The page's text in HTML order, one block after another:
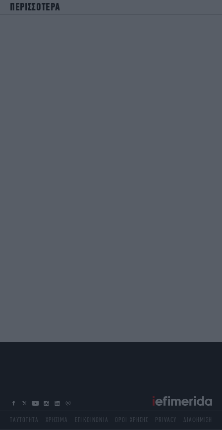
ΠΕΡΙΣΣΟΤΕΡΑ
ΤΑΥΤΟΤΗΤΑ ΧΡΗΣΙΜΑ ΕΠΙΚΟΙΝΩΝΙΑ ΟΡΟΙ ΧΡΗΣΗΣ PRIVACY ΔΙΑΦΗΜΙΣΗ